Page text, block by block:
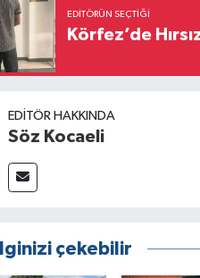
EDITÖRÜN SEÇTIĞI
Körfez’de
EDITÖR HAKKINDA
Söz Kocaeli
çekebilir